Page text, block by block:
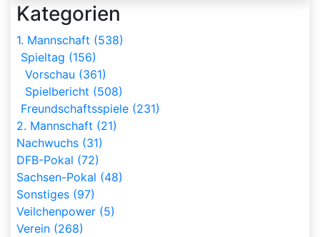
Kategorien
1. Mannschaft (538)
Spieltag (156)
Vorschau (361)
Spielbericht (508)
Freundschaftsspiele (231)
2. Mannschaft (21)
Nachwuchs (31)
DFB-Pokal (72)
Sachsen-Pokal (48)
Sonstiges (97)
Veilchenpower (5)
Verein (268)